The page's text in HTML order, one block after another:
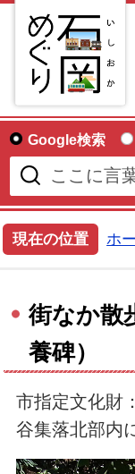
Google検索
現在の位置 ホ
街なか散
養碑）
市指定文化財
谷集落北部内